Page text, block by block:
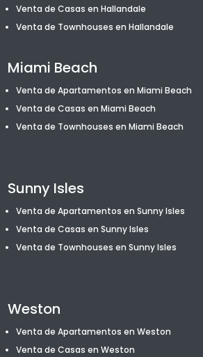
Venta de Casas en Hallandale
Venta de Townhouses en Hallandale
Miami Beach
Venta de Apartamentos en Miami Beach
Venta de Casas en Miami Beach
Venta de Townhouses en Miami Beach
Sunny Isles
Venta de Apartamentos en Sunny Isles
Venta de Casas en Sunny Isles
Venta de Townhouses en Sunny Isles
Weston
Venta de Apartamentos en Weston
Venta de Casas en Weston